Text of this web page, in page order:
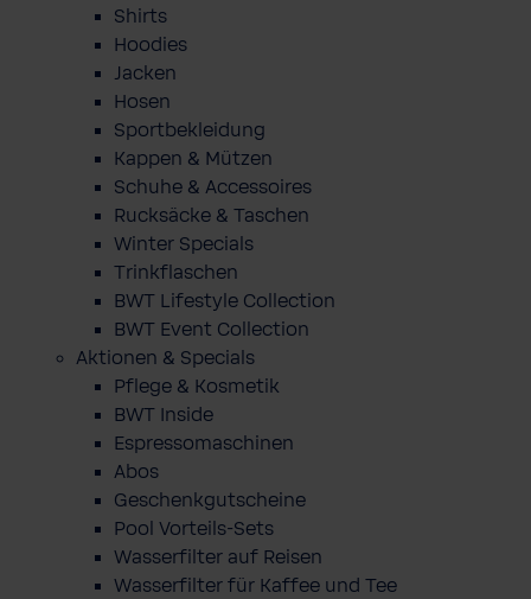
Shirts
Hoodies
Jacken
Hosen
Sportbekleidung
Kappen & Mützen
Schuhe & Accessoires
Rucksäcke & Taschen
Winter Specials
Trinkflaschen
BWT Lifestyle Collection
BWT Event Collection
Aktionen & Specials
Pflege & Kosmetik
BWT Inside
Espressomaschinen
Abos
Geschenkgutscheine
Pool Vorteils-Sets
Wasserfilter auf Reisen
Wasserfilter für Kaffee und Tee